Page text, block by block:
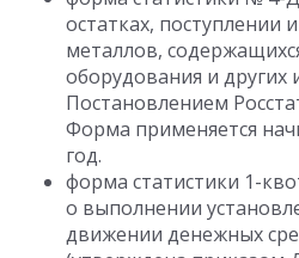
остатках, поступлении
металлов,
оборудования и других
Постановлением
Форма применяется
год.
форма статистики 1-
о выполнении
движении денежных